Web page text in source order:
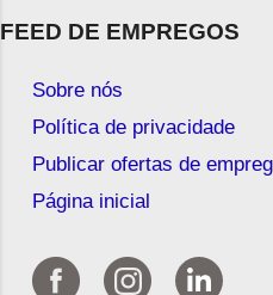
FEED DE EMPREGOS
Sobre nós
Política de privacidade
Publicar ofertas de
Página inicial